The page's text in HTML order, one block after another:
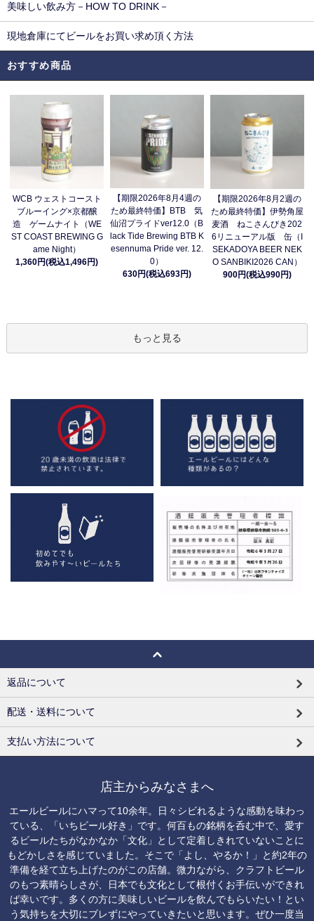
美味しい飲み方－HOW TO DRINK－
現地倉庫にてビールをお買い求め頂く方法
おすすめ商品
WCB ウェストコースト
ブルーイング×京都醸
造 ゲームナイト（WE
ST COAST BREWING G
ame Night）
1,360円(税込1,496円)
【期限2026年8月4週の
ため最終特価】BTB 気
仙沼プライドver12.0（B
lack Tide Brewing BTB K
esennuma Pride ver. 12.
0）
630円(税込693円)
【期限2026年8月2週の
ため最終特価】伊勢角屋
麦酒 ねこさんびき202
6リニューアル版 缶（I
SEKADOYA BEER NEK
O SANBIKI2026 CAN）
900円(税込990円)
もっと見る
返品について
配送・送料について
支払い方法について
店主からみなさまへ
エールビールにハマって10余年。日々シビれるような感動を味わっ
ている、「いちビール好き」です。何百もの銘柄を呑む中で、愛す
るビールたちがなかなか「文化」として定着しきれていないことに
もどかしさを感じていました。そこで「よし、やるか！」と約2年の
準備を経て立ち上げたのがこの店舗。微力ながら、クラフトビール
のもつ素晴らしさが、日本でも文化として根付くお手伝いができれ
ば幸いです。多くの方に美味しいビールを飲んでもらいたい！とい
う気持ちを大切にブレずにやっていきたいと思います。ぜひ一度当